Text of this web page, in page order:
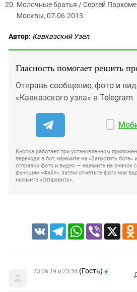
Молочные братья / Сергей
Москвы, 07.06.2013.
Автор: Кавказский Узел
Гласность помогает решить
Отправь сообщение, фото и
«Кавказского узла» в Telegram
Кнопка работает при установленном
перехода в бот, нажмите на «Запустить
отправки фото и видео — нажмите на значок
функцию «Файл», затем отметьте фото или
нажмите «Отправить».
VK TelegramWhatsApp
Viber X
23.06.19 в 23:54 (Гость) #